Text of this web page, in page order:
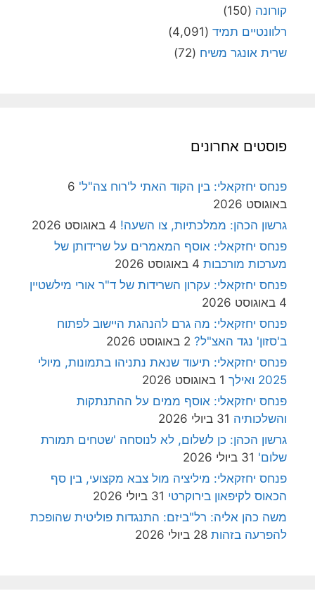
קורונה (150)
רלוונטיים תמיד (4,091)
שרית אונגר משיח (72)
פוסטים אחרונים
פנחס יחזקאלי: בין הקוד האתי ל'רוח צה"ל' 6
באוגוסט 2026
גרשון הכהן: ממלכתיות, צו השעה! 4 באוגוסט 2026
פנחס יחזקאלי: אוסף המאמרים על שרידותן של
מערכות מורכבות 4 באוגוסט 2026
פנחס יחזקאלי: עקרון השרידות של ד"ר אורי מילשטיין
4 באוגוסט 2026
פנחס יחזקאלי: מה גרם להנהגת היישוב לפתוח
ב'סזון' נגד האצ"ל? 2 באוגוסט 2026
פנחס יחזקאלי: תיעוד שנאת נתניהו בתמונות, מיולי
2025 ואילך
1 באוגוסט 2026
פנחס יחזקאלי: אוסף ממים על ההתנתקות
והשלכותיה 31 ביולי 2026
גרשון הכהן: כן לשלום, לא לנוסחה 'שטחים תמורת
שלום' 31 ביולי 2026
פנחס יחזקאלי: מיליציה מול צבא מקצועי, בין סף
הכאוס לקיפאון בירוקרטי 31 ביולי 2026
משה כהן אליה: רל"ביזם: התנגדות פוליטית שהופכת
להפרעה בזהות 28 ביולי 2026